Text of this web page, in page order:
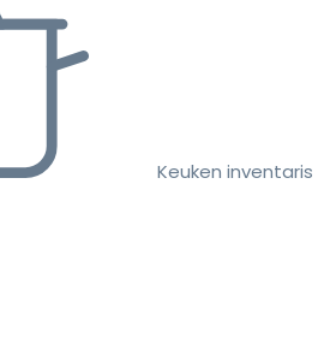
Keuken inventaris